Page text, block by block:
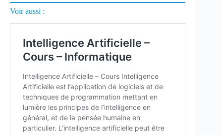
Voir aussi :